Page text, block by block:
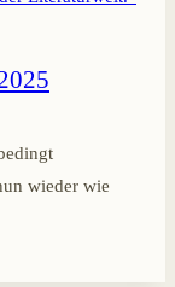
wieder wie